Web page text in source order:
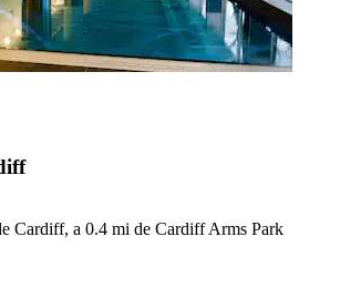
Cardiff, a 0.4 mi de Cardiff Arms Park